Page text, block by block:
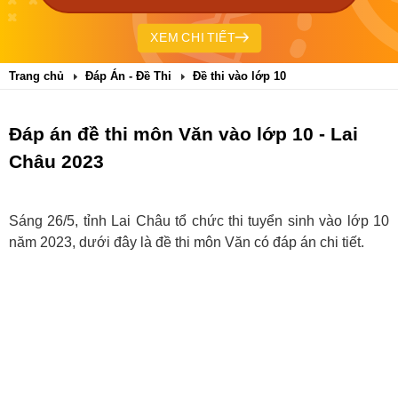
XEM CHI TIẾT
Trang chủ Đáp Án - Đề Thi Đề thi vào lớp 10
Đáp án đề thi môn Văn vào lớp 10 - Lai
Châu 2023
Sáng 26/5, tỉnh Lai Châu tổ chức thi tuyển sinh vào lớp 10
năm 2023, dưới đây là đề thi môn Văn có đáp án chi tiết.